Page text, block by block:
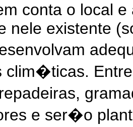
conta o local
nele existente
clim�ticas.
e ser�o